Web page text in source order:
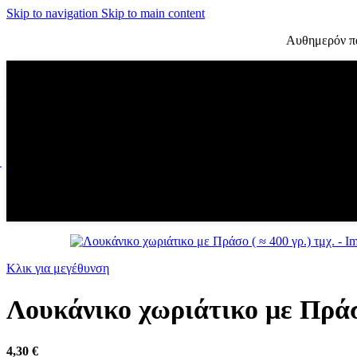
Skip to navigation Skip to main content
Αυθημερόν
Κλικ για μεγέθυνση
Λουκάνικο χωριάτικο με
4,30 €